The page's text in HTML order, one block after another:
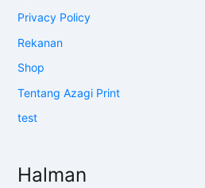
Privacy Policy
Rekanan
Shop
Tentang Azagi Print
test
Halman